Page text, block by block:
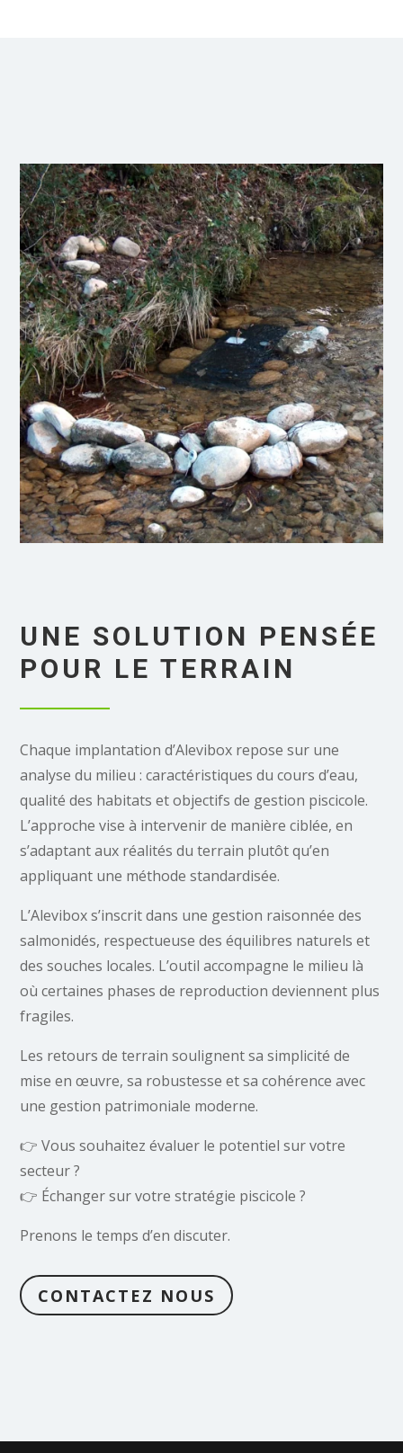
UNE SOLUTION PENSÉE
POUR LE TERRAIN
Chaque implantation d’Alevibox repose sur une
analyse du milieu : caractéristiques du cours d’eau,
qualité des habitats et objectifs de gestion piscicole.
L’approche vise à intervenir de manière ciblée, en
s’adaptant aux réalités du terrain plutôt qu’en
appliquant une méthode standardisée.
L’Alevibox s’inscrit dans une gestion raisonnée des
salmonidés, respectueuse des équilibres naturels et
des souches locales. L’outil accompagne le milieu là
où certaines phases de reproduction deviennent plus
fragiles.
Les retours de terrain soulignent sa simplicité de
mise en œuvre, sa robustesse et sa cohérence avec
une gestion patrimoniale moderne.
👉 Vous souhaitez évaluer le potentiel sur votre
secteur ?
👉 Échanger sur votre stratégie piscicole ?
Prenons le temps d’en discuter.
CONTACTEZ NOUS